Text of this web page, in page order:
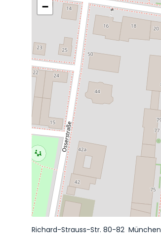
−
Richard-Strauss-Str. 80-82 München